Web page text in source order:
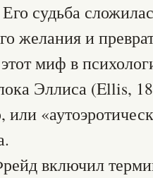
судьба
желания и
миф в
Эллиса (Ellis,
включил